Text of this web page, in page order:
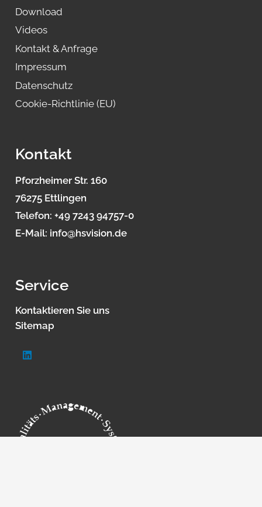
Download
Videos
Kontakt & Anfrage
Impressum
Datenschutz
Cookie-Richtlinie (EU)
Kontakt
Pforzheimer Str. 160
76275 Ettlingen
Telefon: +49 7243 94757-0
E-Mail: info@hsvision.de
Service
Kontaktieren Sie uns
Sitemap